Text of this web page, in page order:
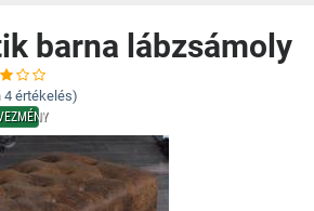
barna lábzsámoly
4 értékelés)